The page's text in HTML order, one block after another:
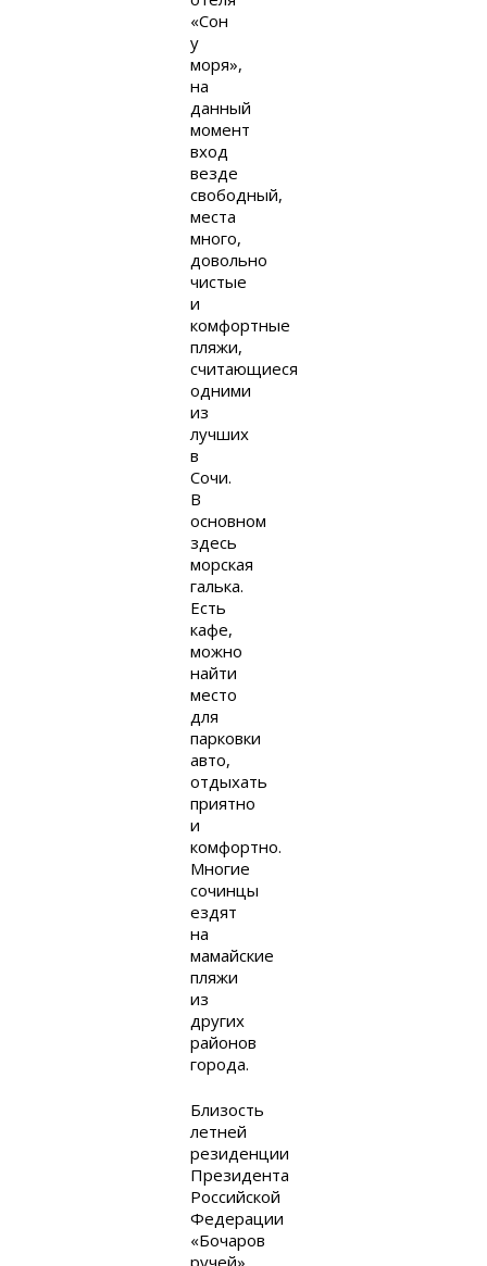
«Сон
у
моря»,
на
данный
момент
вход
везде
свободный,
места
много,
довольно
чистые
и
комфортные
пляжи,
считающиеся
одними
из
лучших
в
Сочи.
В
основном
здесь
морская
галька.
Есть
кафе,
можно
найти
место
для
парковки
авто,
отдыхать
приятно
и
комфортно.
Многие
сочинцы
ездят
на
мамайские
пляжи
из
других
районов
города.
Близость
летней
резиденции
Президента
Российской
Федерации
«Бочаров